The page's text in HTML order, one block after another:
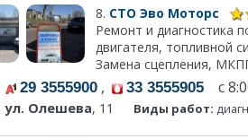
8. СТО Эво Моторс
Ремонт и диагностика
двигателя, топливной
Замена сцепления,
29 3555900 , 33 3555905 с
ул. Олешева, 11 Виды работ: